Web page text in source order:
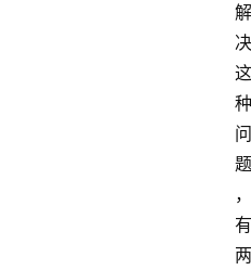
解
决
这
种
问
题
，
有
两